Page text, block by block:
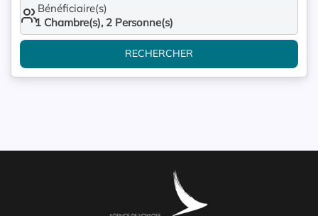
Bénéficiaire(s)
1 Chambre(s), 2 Personne(s)
RECHERCHER